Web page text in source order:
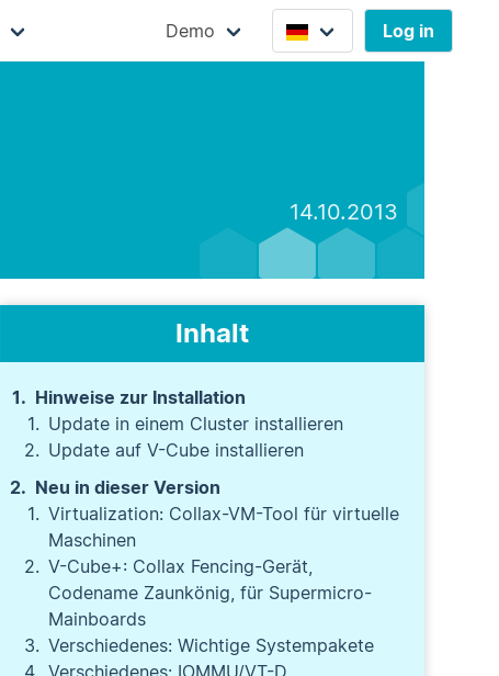
Demo Log in
14.10.2013
Inhalt
Hinweise zur Installation
Update in einem Cluster installieren
Update auf V-Cube installieren
Neu in dieser Version
Virtualization: Collax-VM-Tool für virtuelle
Maschinen
V-Cube+: Collax Fencing-Gerät,
Codename Zaunkönig, für Supermicro-
Mainboards
Verschiedenes: Wichtige Systempakete
Verschiedenes: IOMMU/VT-D